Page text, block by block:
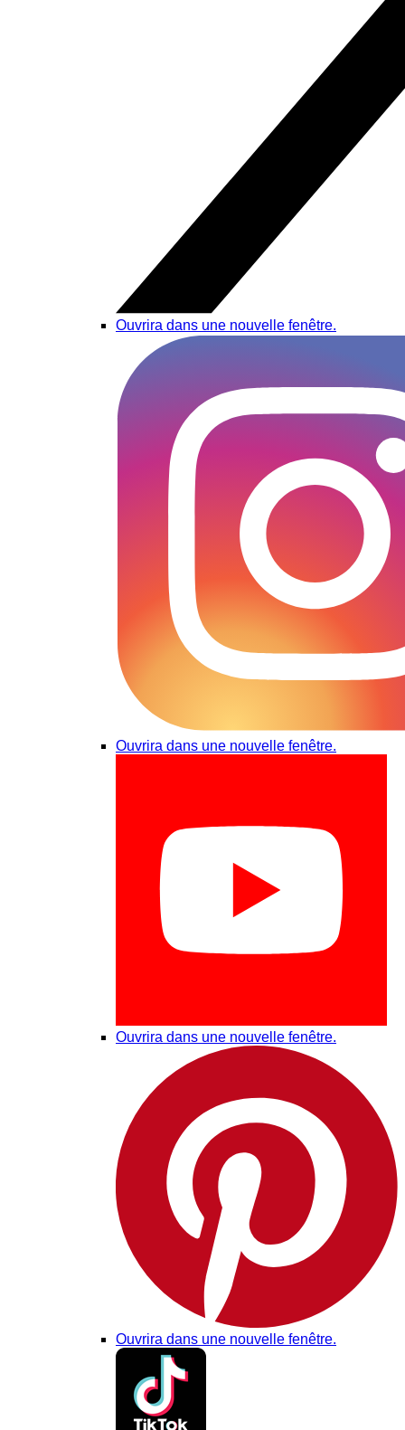
Ouvrira dans une nouvelle fenêtre.
Ouvrira dans une nouvelle fenêtre.
Ouvrira dans une nouvelle fenêtre.
Ouvrira dans une nouvelle fenêtre.